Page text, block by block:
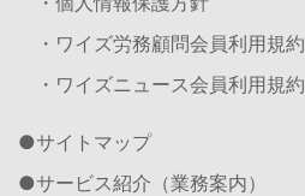
・ワイズ労務顧問会員利用規約
・ワイズニュース会員利用規約
サイトマップ
サービス紹介（業務案内）